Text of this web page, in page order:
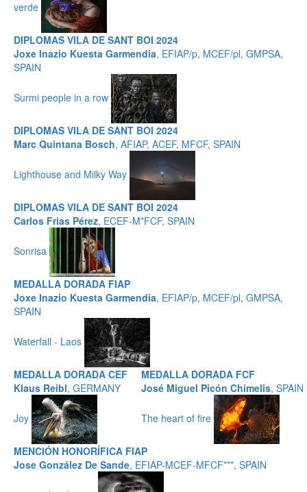
verde
DIPLOMAS VILA DE SANT BOI 2024
Joxe Inazio Kuesta Garmendia, EFIAP/p, MCEF/pl, GMPSA,
SPAIN
Surmi people in a row
DIPLOMAS VILA DE SANT BOI 2024
Marc Quintana Bosch, AFIAP, ACEF, MFCF, SPAIN
Lighthouse and Milky Way
DIPLOMAS VILA DE SANT BOI 2024
Carlos Frias Pérez, ECEF-M*FCF, SPAIN
Sonrisa
MEDALLA DORADA FIAP
Joxe Inazio Kuesta Garmendia, EFIAP/p, MCEF/pl, GMPSA,
SPAIN
Waterfall - Laos
MEDALLA DORADA CEF
Klaus Reibl, GERMANY
Joy
MEDALLA DORADA FCF
José Miguel Picón Chimelis, SPAIN
The heart of fire
MENCIÓN HONORÍFICA FIAP
Jose González De Sande, EFIAP-MCEF-MFCF***, SPAIN